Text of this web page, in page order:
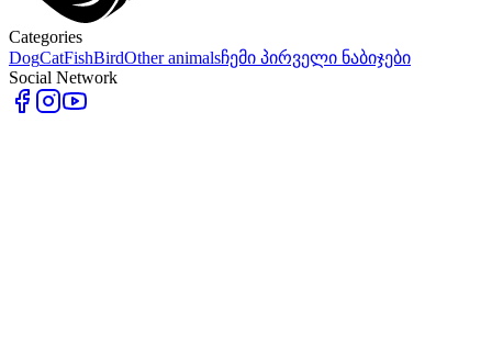
Categories
DogCatFishBirdOther animalsჩემი პირველი ნაბიჯები
Social Network